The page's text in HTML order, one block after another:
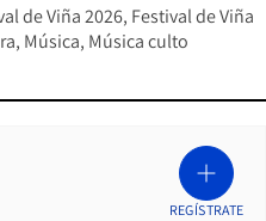
de Viña 2026 Festival de Viña
Música Música culto
REGÍSTRATE